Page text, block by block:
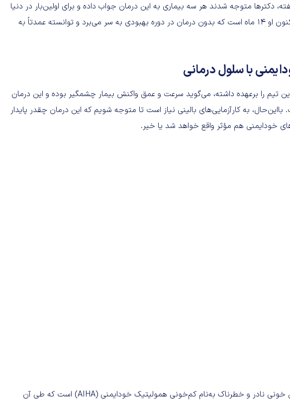
دکترها متوجه شدند هر سه بیماری به این درمان جواب داده و برای اولین‌بار در دنیا
وضعیت بیمار بهبود یافته است. اکنون او ۱۴ ماه است که بدون درمان در دوره بهبودی به سر می‌برد و توانسته عمدتاً به
با سلول درمانی
تیم را برعهده داشته، می‌گوید سرعت و عمق واکنش بیمار چشمگیر بوده و این درمان
به کارآزمایی‌های بالینی نیاز است تا متوجه شویم که این درمان چقدر پایدار
خودایمنی هم مؤثر واقع خواهد شد یا خیر.
مشکل این زن ۴۷ ساله یک اختلال خونی نادر و خطرناک به‌نام کم‌خونی همولیتیک خودایمنی (AIHA) است که طی آن